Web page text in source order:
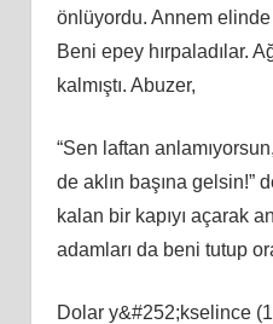
önlüyordu. Annem elinde
Beni epey hırpaladılar.
kalmıştı. Abuzer,
“Sen laftan
de aklın başına gelsin!”
kalan bir kapıyı açarak
adamları da beni tutup
Dolar y&#252;kselince